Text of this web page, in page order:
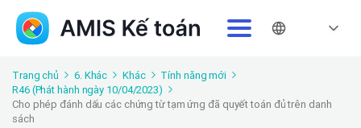
Trang chủ 6. Khác Khác
Tính năng mới
R46 (Phát hành ngày 10/04/2023)
Cho phép đánh dấu các chứng từ tạm ứng đã quyết toán đủ trên danh
sách